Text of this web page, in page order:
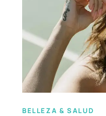
BELLEZA & SALUD